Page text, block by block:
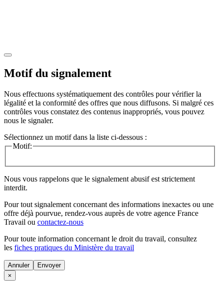
Motif du signalement
Nous effectuons systématiquement des contrôles pour vérifier la
légalité et la conformité des offres que nous diffusons. Si malgré ces
contrôles vous constatez des contenus inappropriés, vous pouvez
nous le signaler.
Sélectionnez un motif dans la liste ci-dessous :
Motif:
Nous vous rappelons que le signalement abusif est strictement
interdit.
Pour tout signalement concernant des informations inexactes ou une
offre déjà pourvue, rendez-vous auprès de votre agence France
Travail ou contactez-nous
Pour toute information concernant le droit du travail, consultez
les fiches pratiques du Ministère du travail
Annuler
×